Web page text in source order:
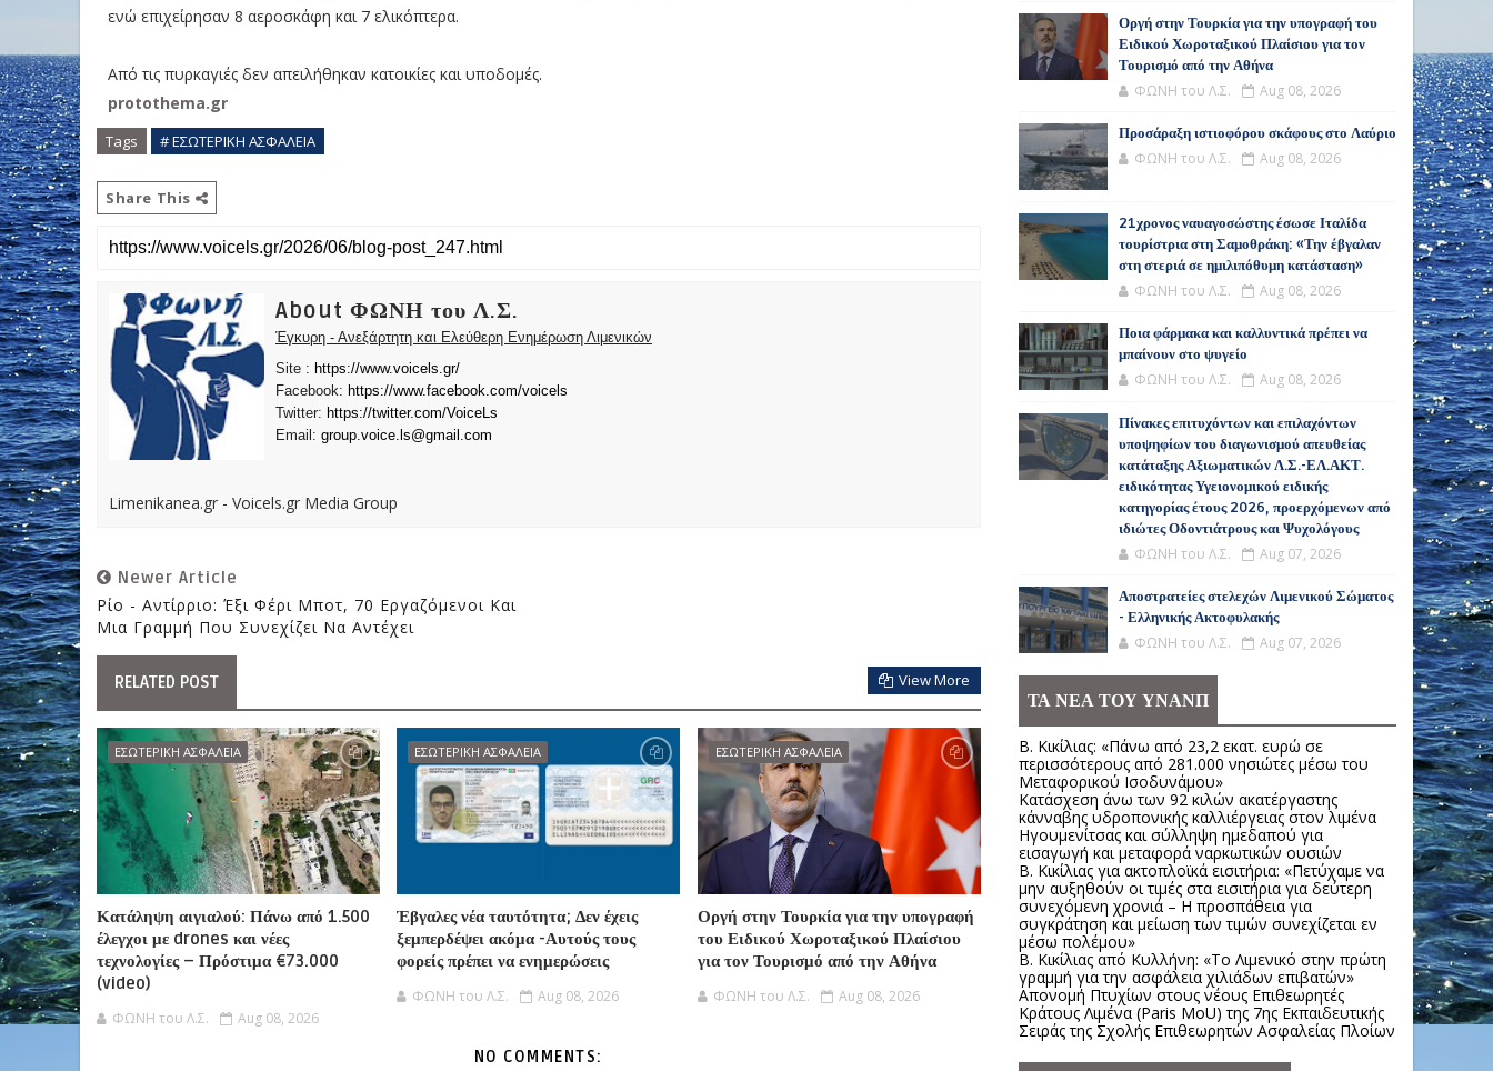
ενώ επιχείρησαν 8 αεροσκάφη και 7 ελικόπτερα.
Από τις πυρκαγιές δεν απειλήθηκαν κατοικίες και υποδομές. ‎
protothema.gr
Tags # ΕΣΩΤΕΡΙΚΗ ΑΣΦΑΛΕΙΑ
Share This
About ΦΩΝΗ του Λ.Σ.
Έγκυρη - Ανεξάρτητη και Ελεύθερη Ενημέρωση Λιμενικών
Site : https://www.voicels.gr/
Facebook: https://www.facebook.com/voicels
Twitter: https://twitter.com/VoiceLs
Email: group.voice.ls@gmail.com
Limenikanea.gr - Voicels.gr Media Group
Newer Article
Ρίο - Αντίρριο: Έξι Φέρι Μποτ, 70 Εργαζόμενοι Και
Μια Γραμμή Που Συνεχίζει Να Αντέχει
RELATED POST View More
ΕΣΩΤΕΡΙΚΗ ΑΣΦΑΛΕΙΑ
Κατάληψη αιγιαλού: Πάνω από 1.500
έλεγχοι με drones και νέες
τεχνολογίες – Πρόστιμα €73.000
(video)
ΦΩΝΗ του Λ.Σ. Aug 08, 2026
ΕΣΩΤΕΡΙΚΗ ΑΣΦΑΛΕΙΑ
Έβγαλες νέα ταυτότητα; Δεν έχεις
ξεμπερδέψει ακόμα -Αυτούς τους
φορείς πρέπει να ενημερώσεις
ΦΩΝΗ του Λ.Σ. Aug 08, 2026
ΕΣΩΤΕΡΙΚΗ ΑΣΦΑΛΕΙΑ
Οργή στην Τουρκία για την υπογραφή
του Ειδικού Χωροταξικού Πλαίσιου
για τον Τουρισμό από την Αθήνα
ΦΩΝΗ του Λ.Σ. Aug 08, 2026
NO COMMENTS:
Οργή στην Τουρκία για την υπογραφή του
Ειδικού Χωροταξικού Πλαίσιου για τον
Τουρισμό από την Αθήνα
ΦΩΝΗ του Λ.Σ. Aug 08, 2026
Προσάραξη ιστιοφόρου σκάφους στο Λαύριο
ΦΩΝΗ του Λ.Σ. Aug 08, 2026
21χρονος ναυαγοσώστης έσωσε Ιταλίδα
τουρίστρια στη Σαμοθράκη: «Την έβγαλαν
στη στεριά σε ημιλιπόθυμη κατάσταση»
ΦΩΝΗ του Λ.Σ. Aug 08, 2026
Ποια φάρμακα και καλλυντικά πρέπει να
μπαίνουν στο ψυγείο
ΦΩΝΗ του Λ.Σ. Aug 08, 2026
Πίνακες επιτυχόντων και επιλαχόντων
υποψηφίων του διαγωνισμού απευθείας
κατάταξης Αξιωματικών Λ.Σ.-ΕΛ.ΑΚΤ.
ειδικότητας Υγειονομικού ειδικής
κατηγορίας έτους 2026, προερχόμενων από
ιδιώτες Οδοντιάτρους και Ψυχολόγους
ΦΩΝΗ του Λ.Σ. Aug 07, 2026
Αποστρατείες στελεχών Λιμενικού Σώματος
- Ελληνικής Ακτοφυλακής
ΦΩΝΗ του Λ.Σ. Aug 07, 2026
ΤΑ ΝΕΑ ΤΟΥ ΥΝΑΝΠ
Β. Κικίλιας: «Πάνω από 23,2 εκατ. ευρώ σε
περισσότερους από 281.000 νησιώτες μέσω του
Μεταφορικού Ισοδυνάμου»
Κατάσχεση άνω των 92 κιλών ακατέργαστης
κάνναβης υδροπονικής καλλιέργειας στον λιμένα
Ηγουμενίτσας και σύλληψη ημεδαπού για
εισαγωγή και μεταφορά ναρκωτικών ουσιών
Β. Κικίλιας για ακτοπλοϊκά εισιτήρια: «Πετύχαμε να
μην αυξηθούν οι τιμές στα εισιτήρια για δεύτερη
συνεχόμενη χρονιά – Η προσπάθεια για
συγκράτηση και μείωση των τιμών συνεχίζεται εν
μέσω πολέμου»
Β. Κικίλιας από Κυλλήνη: «Το Λιμενικό στην πρώτη
γραμμή για την ασφάλεια χιλιάδων επιβατών»
Απονομή Πτυχίων στους νέους Επιθεωρητές
Κράτους Λιμένα (Paris MoU) της 7ης Εκπαιδευτικής
Σειράς της Σχολής Επιθεωρητών Ασφαλείας Πλοίων